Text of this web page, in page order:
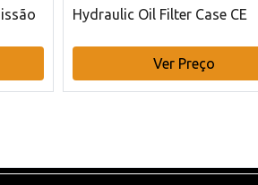
Hydraulic Oil Filter Case CE
Ver Preço